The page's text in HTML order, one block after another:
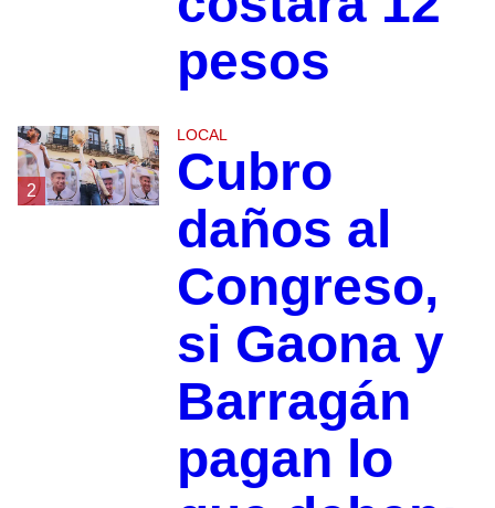
pesos
2
LOCAL
Cubro
daños al
Congreso,
si Gaona y
Barragán
pagan lo